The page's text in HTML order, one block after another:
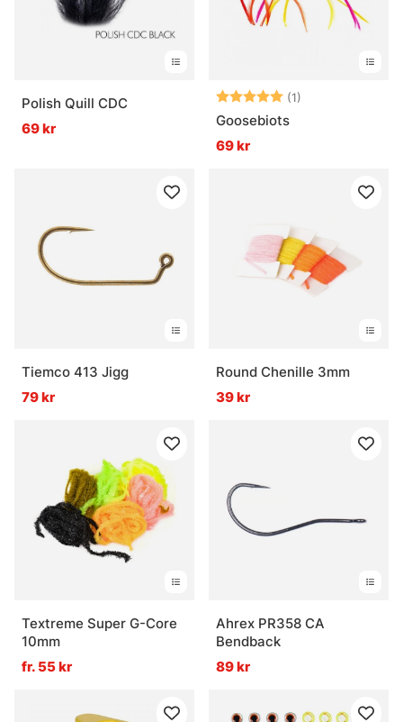
Polish Quill CDC
69 kr
Betyg: (1)
Goosebiots
69 kr
Tiemco 413 Jigg
79 kr
Round Chenille 3mm
39 kr
Textreme Super G-Core
10mm
fr. 55 kr
Ahrex PR358 CA
Bendback
89 kr